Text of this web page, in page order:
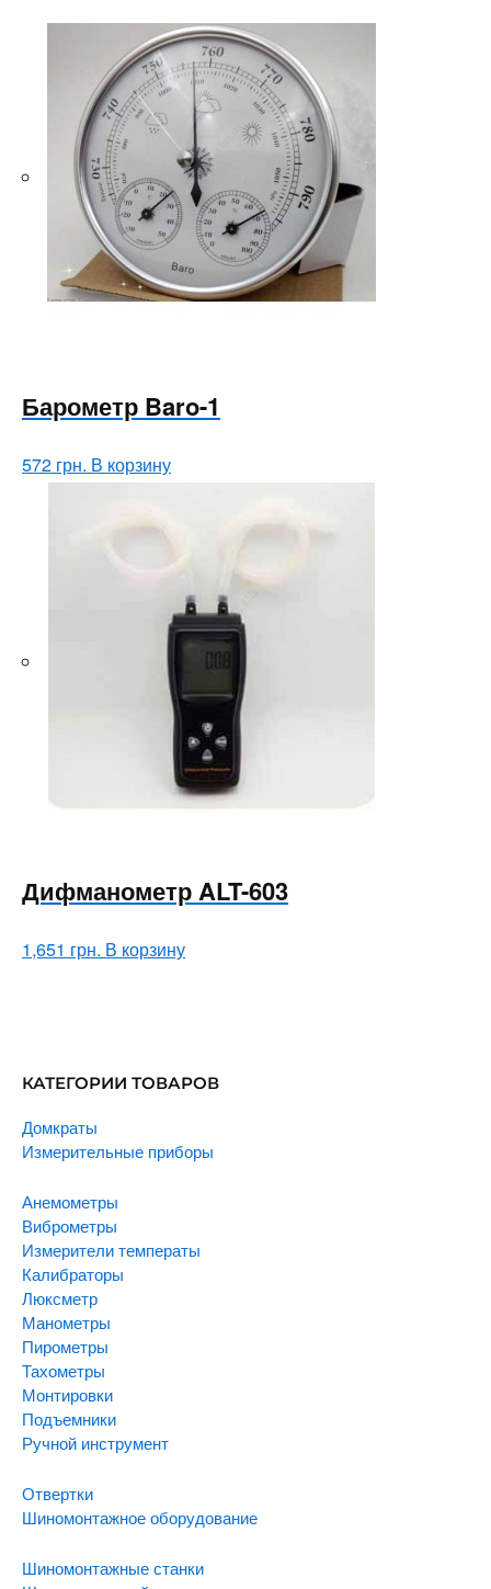
Барометр Baro-1
572 грн. В корзину
Дифманометр ALT-603
1,651 грн. В корзину
КАТЕГОРИИ ТОВАРОВ
Домкраты
Измерительные приборы
Анемометры
Виброметры
Измерители температы
Калибраторы
Люксметр
Манометры
Пирометры
Тахометры
Монтировки
Подъемники
Ручной инструмент
Отвертки
Шиномонтажное оборудование
Шиномонтажные станки